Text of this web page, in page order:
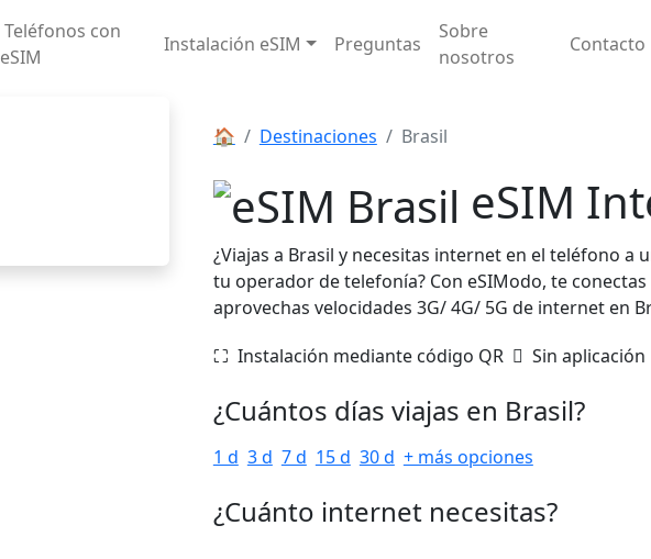
Teléfonos con
eSIM
Instalación eSIM Preguntas
Sobre
nosotros
Contacto
🏠 Destinaciones Brasil
eSIM
¿Viajas a Brasil y necesitas internet en el teléfono a
tu operador de telefonía? Con eSIModo, te
aprovechas velocidades 3G/ 4G/ 5G de internet en
⛶️️ Instalación mediante código QR ️ Sin aplicación
¿Cuántos días viajas en Brasil?
1 d 3 d 7 d 15 d 30 d + más opciones
¿Cuánto internet necesitas?